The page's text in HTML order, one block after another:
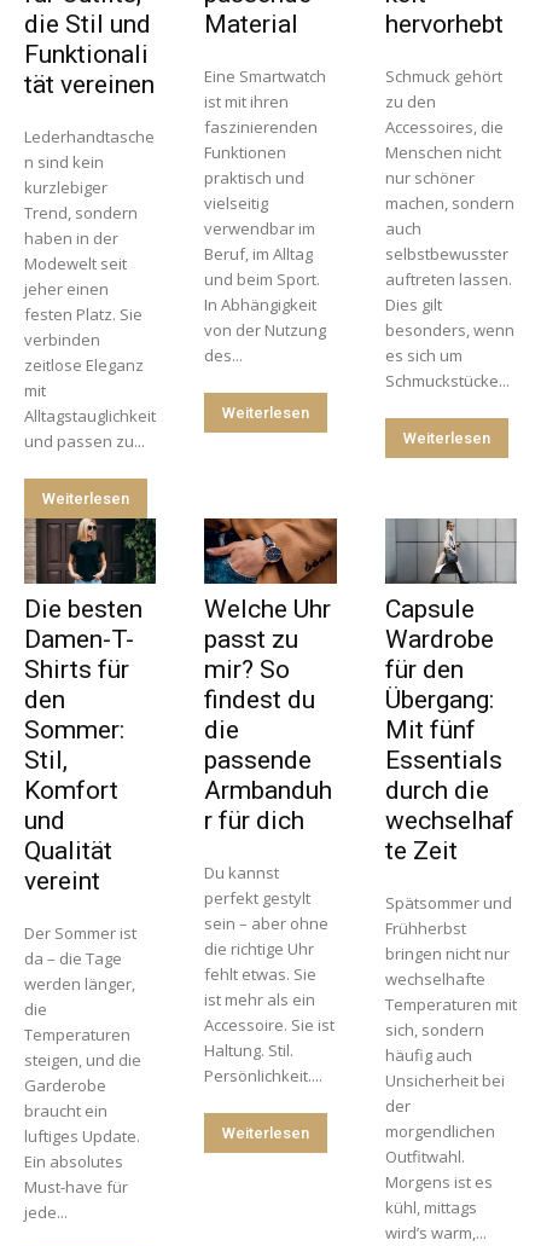
die Stil und
Funktionali
tät vereinen
Lederhandtasche
n sind kein
kurzlebiger
Trend, sondern
haben in der
Modewelt seit
jeher einen
festen Platz. Sie
verbinden
zeitlose Eleganz
mit
Alltagstauglichkeit
und passen zu...
Weiterlesen
Material
Eine Smartwatch
ist mit ihren
faszinierenden
Funktionen
praktisch und
vielseitig
verwendbar im
Beruf, im Alltag
und beim Sport.
In Abhängigkeit
von der Nutzung
des...
Weiterlesen
hervorhebt
Schmuck gehört
zu den
Accessoires, die
Menschen nicht
nur schöner
machen, sondern
auch
selbstbewusster
auftreten lassen.
Dies gilt
besonders, wenn
es sich um
Schmuckstücke...
Weiterlesen
Die besten
Damen-T-
Shirts für
den
Sommer:
Stil,
Komfort
und
Qualität
vereint
Der Sommer ist
da – die Tage
werden länger,
die
Temperaturen
steigen, und die
Garderobe
braucht ein
luftiges Update.
Ein absolutes
Must-have für
jede...
Welche Uhr
passt zu
mir? So
findest du
die
passende
Armbanduh
r für dich
Du kannst
perfekt gestylt
sein – aber ohne
die richtige Uhr
fehlt etwas. Sie
ist mehr als ein
Accessoire. Sie ist
Haltung. Stil.
Persönlichkeit....
Weiterlesen
Capsule
Wardrobe
für den
Übergang:
Mit fünf
Essentials
durch die
wechselhaf
te Zeit
Spätsommer und
Frühherbst
bringen nicht nur
wechselhafte
Temperaturen mit
sich, sondern
häufig auch
Unsicherheit bei
der
morgendlichen
Outfitwahl.
Morgens ist es
kühl, mittags
wird’s warm,...